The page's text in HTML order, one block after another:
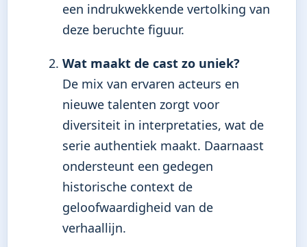
een indrukwekkende vertolking van
deze beruchte figuur.
Wat maakt de cast zo uniek?
De mix van ervaren acteurs en
nieuwe talenten zorgt voor
diversiteit in interpretaties, wat de
serie authentiek maakt. Daarnaast
ondersteunt een gedegen
historische context de
geloofwaardigheid van de
verhaallijn.